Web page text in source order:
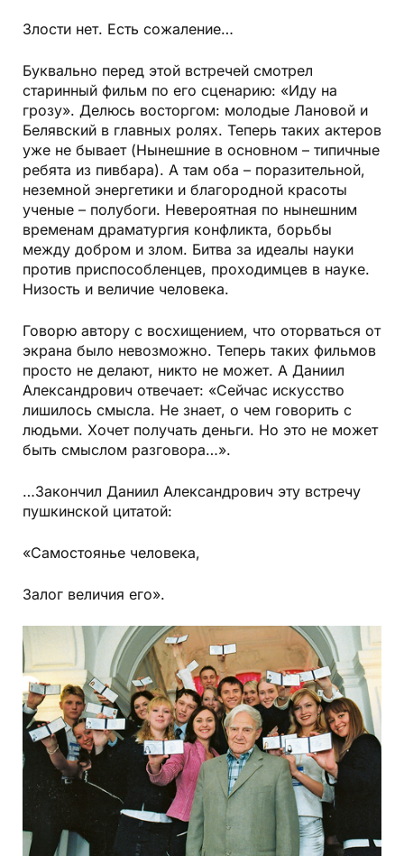
Злости нет. Есть сожаление…
Буквально перед этой встречей смотрел
старинный фильм по его сценарию: «Иду на
грозу». Делюсь восторгом: молодые Лановой и
Белявский в главных ролях. Теперь таких актеров
уже не бывает (Нынешние в основном – типичные
ребята из пивбара). А там оба – поразительной,
неземной энергетики и благородной красоты
ученые – полубоги. Невероятная по нынешним
временам драматургия конфликта, борьбы
между добром и злом. Битва за идеалы науки
против приспособленцев, проходимцев в науке.
Низость и величие человека.
Говорю автору с восхищением, что оторваться от
экрана было невозможно. Теперь таких фильмов
просто не делают, никто не может. А Даниил
Александрович отвечает: «Сейчас искусство
лишилось смысла. Не знает, о чем говорить с
людьми. Хочет получать деньги. Но это не может
быть смыслом разговора…».
…Закончил Даниил Александрович эту встречу
пушкинской цитатой:
«Самостоянье человека,
Залог величия его».